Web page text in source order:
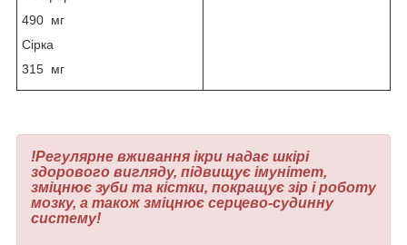
490 мг
Сірка
315 мг
!Регулярне вживання ікри надає шкірі
здорового вигляду, підвищує імунітет,
зміцнює зуби та кістки, покращує зір і роботу
мозку, а також зміцнює серцево-судинну
систему!